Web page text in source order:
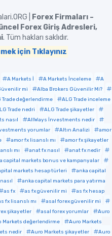
|
Forex Firmaları –
Forex Giriş Adresleri,
. Tüm hakları saklıdır.
için Tıklayınız
A Markets İ A Markets İnceleme
A
mi
Alba Brokers Güvenilir Mi?
Trade değerlendirme
ALG Trade inceleme
Trade nedri
ALG Trade şikayetler
nasıl
AllWays İnvestments nedir
yorumlar Altın Analizi
amor
amor fx lisanslı mı
amor fx şikayetler
mı anat fx nasıl
anat fx nedir
capital markets bonus ve kampanyalar
markets hesap türleri
anka capital
anka capital markets para yatırma
as fx as fx güvenilir mi
as fx hesap
fx lisanslı mı
asal forex güvenilir mi
şikayetler asal forex yorumlar
Auro
Markets değerlendirme
Auro Markets
nedir Auro Markets şikayetler
Auro